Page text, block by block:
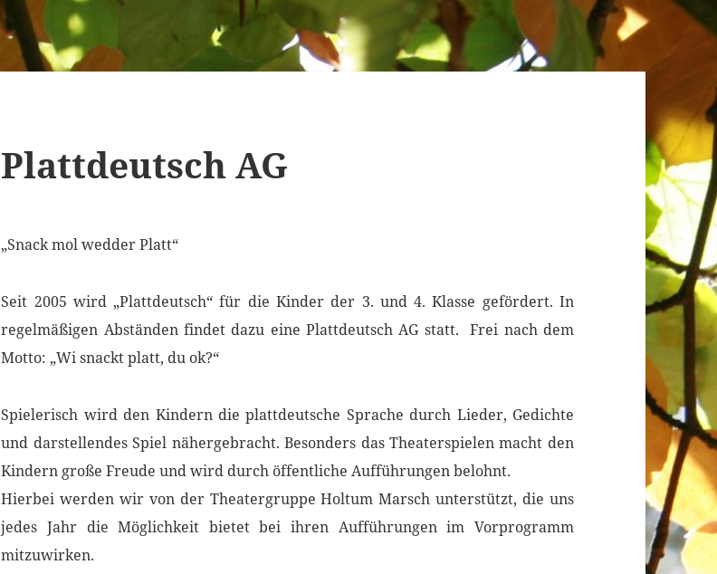
Plattdeutsch AG
„Snack mol wedder Platt“
Seit 2005 wird „Plattdeutsch“ für die Kinder der 3. und 4. Klasse gefördert. In
regelmäßigen Abständen findet dazu eine Plattdeutsch AG statt. Frei nach dem
Motto: „Wi snackt platt, du ok?“
Spielerisch wird den Kindern die plattdeutsche Sprache durch Lieder, Gedichte
und darstellendes Spiel nähergebracht. Besonders das Theaterspielen macht den
Kindern große Freude und wird durch öffentliche Aufführungen belohnt.
Hierbei werden wir von der Theatergruppe Holtum Marsch unterstützt, die uns
jedes Jahr die Möglichkeit bietet bei ihren Aufführungen im Vorprogramm
mitzuwirken.